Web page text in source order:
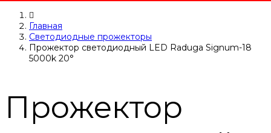
Главная
Светодиодные прожекторы
Прожектор светодиодный LED Raduga Signum-18
5000k 20°
Прожектор